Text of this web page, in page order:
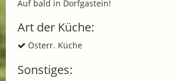
Auf bald in Dorfgastein!
Art der Küche:
Österr. Küche
Sonstiges: